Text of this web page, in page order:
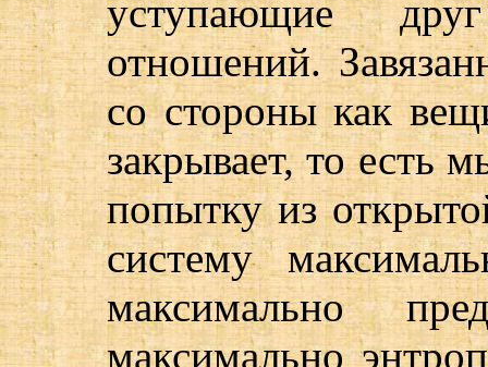
уступающие
отношений.
со стороны как
закрывает, то есть
попытку из
систему
максимально
максимально